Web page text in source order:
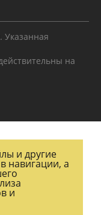
на
и другие
навигации, а
и